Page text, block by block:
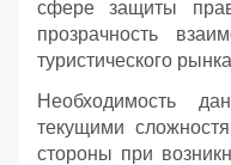
сфере защиты
прозрачность
туристического
Необходимость
текущими
стороны при